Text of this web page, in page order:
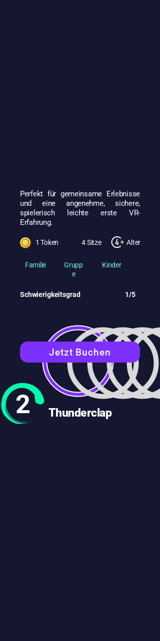
Perfekt für gemeinsame Erlebnisse
und eine angenehme, sichere,
spielerisch leichte erste VR-
Erfahrung.
1 Token 4 Sitze Alter
Familie
Grupp
e
Schwierigkeitsgrad
Kinder
1/5
Jetzt Buchen
2 Thunderclap